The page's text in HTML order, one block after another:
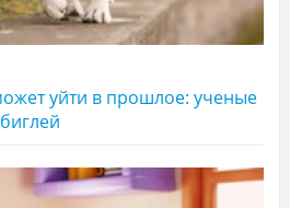
уйти в прошлое: ученые